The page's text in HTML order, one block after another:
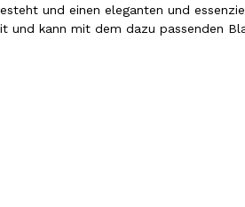
und einen eleganten und
und kann mit dem dazu passenden